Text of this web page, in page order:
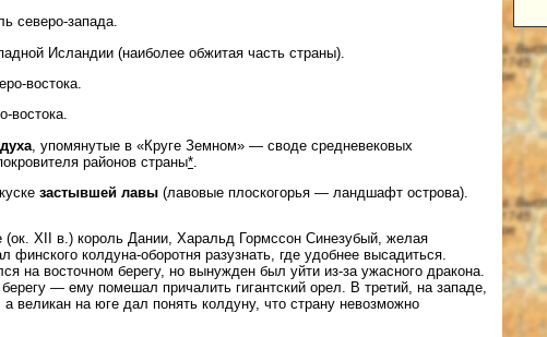
северо-запада.
Исландии (наиболее обжитая часть страны).
востока.
востока.
, упомянутые в «Круге Земном» — своде средневековых
районов страны*
застывшей лавы (лавовые плоскогорья — ландшафт острова).
(ок. XII в.) король Дании, Харальд Гормссон Синезубый, желая
финского колдуна-оборотня разузнать, где удобнее высадиться.
на восточном берегу, но вынужден был уйти из-за ужасного дракона.
— ему помешал причалить гигантский орел. В третий, на западе,
великан на юге дал понять колдуну, что страну невозможно